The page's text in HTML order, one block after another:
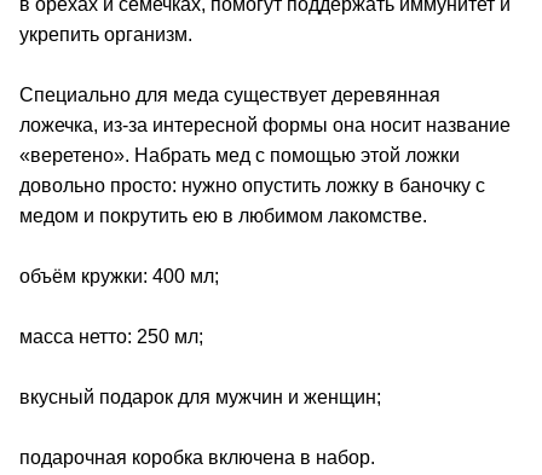
в орехах и семечках, помогут поддержать иммунитет и
укрепить организм.
Специально для меда существует деревянная
ложечка, из-за интересной формы она носит название
«веретено». Набрать мед с помощью этой ложки
довольно просто: нужно опустить ложку в баночку с
медом и покрутить ею в любимом лакомстве.
объём кружки: 400 мл;
масса нетто: 250 мл;
вкусный подарок для мужчин и женщин;
подарочная коробка включена в набор.